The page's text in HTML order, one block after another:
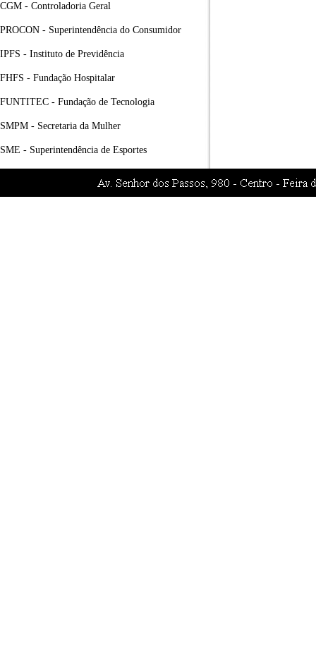
CGM - Controladoria Geral
PROCON - Superintendência do Consumidor
IPFS - Instituto de Previdência
FHFS - Fundação Hospitalar
FUNTITEC - Fundação de Tecnologia
SMPM - Secretaria da Mulher
SME - Superintendência de Esportes